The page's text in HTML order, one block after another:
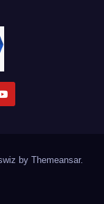
by Themeansar.